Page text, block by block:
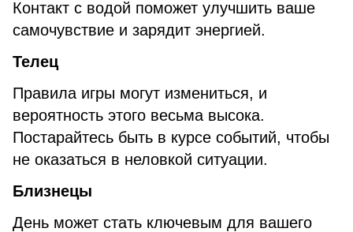
Контакт с водой поможет улучшить ваше
самочувствие и зарядит энергией.
Телец
Правила игры могут измениться, и
вероятность этого весьма высока.
Постарайтесь быть в курсе событий, чтобы
не оказаться в неловкой ситуации.
Близнецы
День может стать ключевым для вашего